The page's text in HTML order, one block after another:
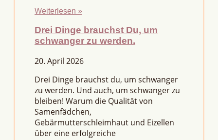
Weiterlesen »
Drei Dinge brauchst Du, um
schwanger zu werden.
20. April 2026
Drei Dinge brauchst du, um schwanger
zu werden. Und auch, um schwanger zu
bleiben! Warum die Qualität von
Samenfädchen,
Gebärmutterschleimhaut und Eizellen
über eine erfolgreiche